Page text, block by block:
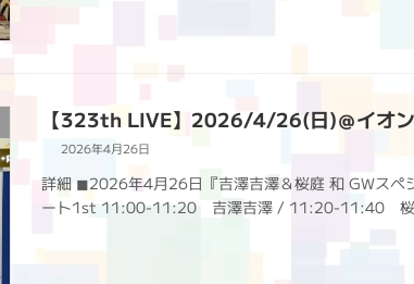
【323th LIVE】2026/4/26(日)＠イオ
2026年4月26日
詳細 ◼︎2026年4月26日『吉澤吉澤＆桜庭 和 GWスペ
ート1st 11:00-11:20 吉澤吉澤 / 11:20-11:40